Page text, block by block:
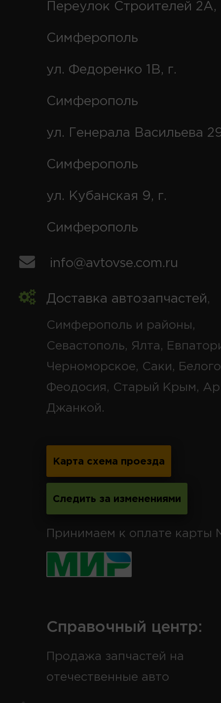
Переулок Строителей 2А,
Симферополь
ул. Федоренко 1В, г.
Симферополь
ул. Генерала Васильева
Симферополь
ул. Кубанская 9, г.
Симферополь
info@avtovse.com.ru
Доставка автозапчастей,
Симферополь и районы,
Севастополь, Ялта,
Черноморское, Саки,
Феодосия, Старый Крым,
Джанкой.
Карта схема проезда
Следить за изменениями
Принимаем к оплате карты
Справочный центр:
Продажа запчастей на
отечественные авто